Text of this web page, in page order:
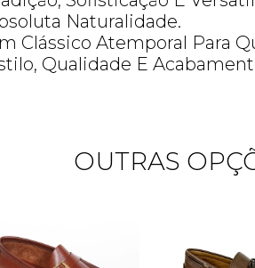
Naturalidade.
Clássico Atemporal Para
Qualidade E
OUTRAS